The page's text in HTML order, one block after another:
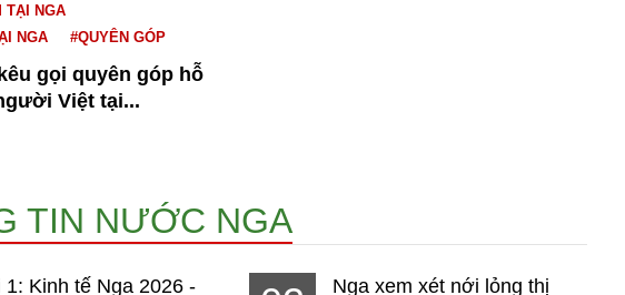
TẠI NGA
NGA
#QUYÊN GÓP
gọi quyên góp hỗ
Việt tại...
TIN NƯỚC NGA
1: Kinh tế Nga 2026 -
Nga xem xét nới lỏng thị